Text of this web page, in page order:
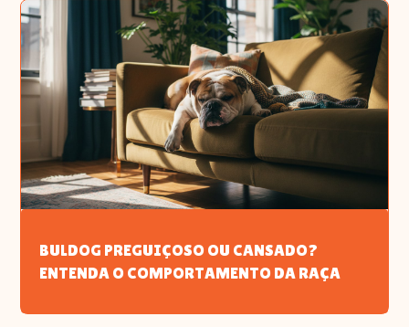
BULDOG PREGUIÇOSO OU CANSADO?
ENTENDA O COMPORTAMENTO DA RAÇA